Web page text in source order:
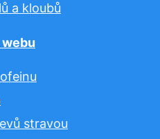
a kloubů
stravou